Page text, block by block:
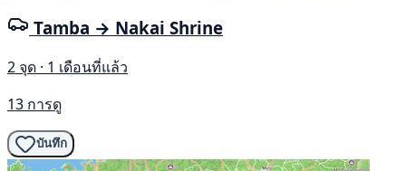
Tamba → Nakai Shrine
2 จุด · 1 เดือนที่แล้ว
13 การดู
บันทึก